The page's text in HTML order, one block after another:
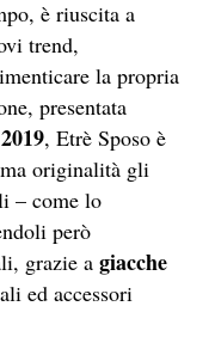
è riuscita a
trend,
la propria
presentata
, Etrè Sposo è
originalità gli
– come lo
però
grazie a giacche
ed accessori